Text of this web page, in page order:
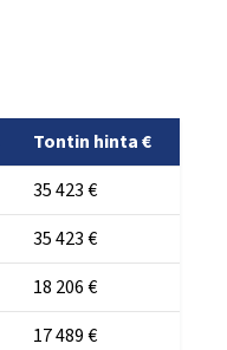
Tontin hinta €
35 423 €
35 423 €
18 206 €
17 489 €